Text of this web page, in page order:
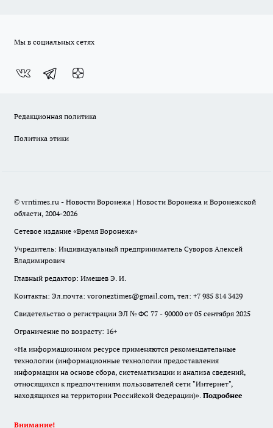
Мы в социальных сетях
Редакционная политика
Политика этики
© vrntimes.ru - Новости Воронежа | Новости Воронежа и Воронежской
области, 2004-2026
Сетевое издание «Время Воронежа»
Учредитель: Индивидуальный предприниматель Суворов Алексей
Владимирович
Главный редактор: Имешев Э. И.
Контакты: Эл.почта: voroneztimes@gmail.com, тел: +7 985 814 3429
Свидетельство о регистрации ЭЛ № ФС 77 - 90000 от 05 сентября 2025
Ограничение по возрасту: 16+
«На информационном ресурсе применяются рекомендательные
технологии (информационные технологии предоставления
информации на основе сбора, систематизации и анализа сведений,
относящихся к предпочтениям пользователей сети "Интернет",
находящихся на территории Российской Федерации)». Подробнее
Внимание!